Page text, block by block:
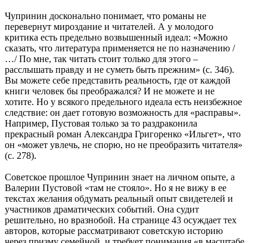
Чупринин досконально понимает, что романы не
перевернут мироздание и читателей. А у молодого
критика есть предельно возвышенный идеал: «Можно
сказать, что литература применяется не по назначению /
…/ По мне, так читать стоит только для этого –
расслышать правду и не суметь быть прежним» (с. 346).
Вы можете себе представить реальность, где от каждой
книги человек бы преображался? И не можете и не
хотите. Но у всякого предельного идеала есть неизбежное
следствие: он дает готовую возможность для «расправы».
Например, Пустовая только за то раздраконила
прекрасный роман Александра Григоренко «Ильгет», что
он «может увлечь, не спорю, но не преобразить читателя»
(с. 278).
Советское прошлое Чупринин знает на личном опыте, а
Валерии Пустовой «там не стояло». Но я не вижу в ее
текстах желания обдумать реальный опыт свидетелей и
участников драматических событий. Она судит
решительно, но вразнобой. На странице 43 осуждает тех
авторов, которые рассматривают советскую историю